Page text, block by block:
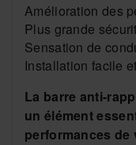
Amélioration des
Plus grande
Sensation de
Installation facile
La barre anti-
un élément
performances de